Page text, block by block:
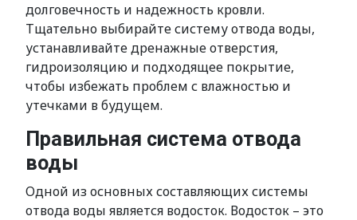
долговечность и надежность кровли.
Тщательно выбирайте систему отвода воды,
устанавливайте дренажные отверстия,
гидроизоляцию и подходящее покрытие,
чтобы избежать проблем с влажностью и
утечками в будущем.
Правильная система отвода
воды
Одной из основных составляющих системы
отвода воды является водосток. Водосток – это